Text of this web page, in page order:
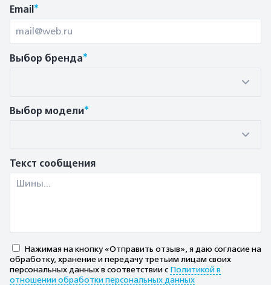
Email*
Выбор бренда*
Выбор модели*
Текст сообщения
Нажимая на кнопку «Отправить отзыв», я даю согласие на
обработку, хранение и передачу третьим лицам своих
персональных данных в соответствии с Политикой в
отношении обработки персональных данных